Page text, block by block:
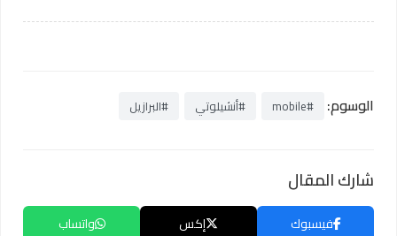
الوسوم: #mobile #أنشيلوتي #البرازيل
شارك المقال
فيسبوك إكس واتساب